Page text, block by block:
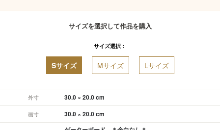
サイズを選択して作品を購入
サイズ選択：
Sサイズ Mサイズ Lサイズ
外寸 30.0 × 20.0 cm
画寸 30.0 × 20.0 cm